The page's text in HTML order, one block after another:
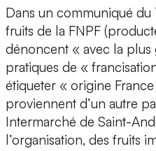
Dans un communiqué du
fruits de la FNPF
dénoncent « avec la
pratiques de «
étiqueter « origine
proviennent d’un autre
Intermarché de Saint-
l’organisation, des fruits